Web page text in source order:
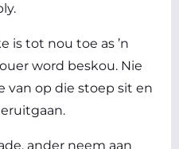
is tot nou toe as ’n
word beskou. Nie
van op die stoep sit en
ander neem aan